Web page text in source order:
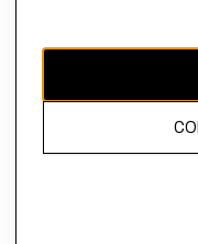
propiedad de H&M